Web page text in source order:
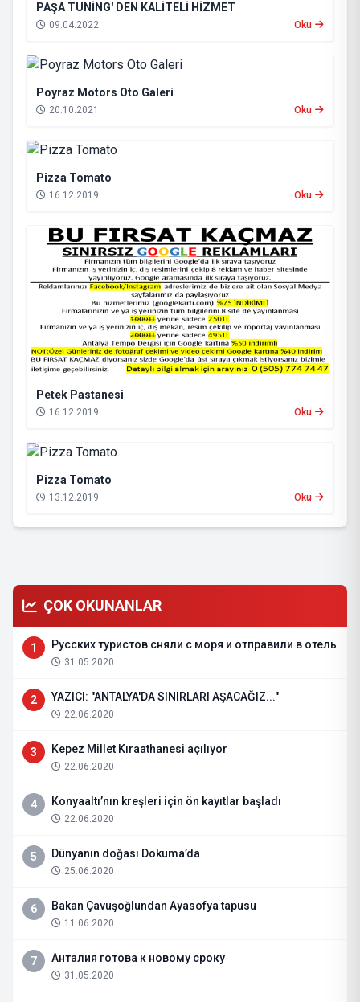
PAŞA TUNİNG' DEN KALİTELİ HİZMET
09.04.2022 Oku
Poyraz Motors Oto Galeri
20.10.2021 Oku
Pizza Tomato
16.12.2019 Oku
Petek Pastanesi
16.12.2019 Oku
Pizza Tomato
13.12.2019 Oku
ÇOK OKUNANLAR
1 Русских туристов сняли с моря и отправили в отель
31.05.2020
2 YAZICI: "ANTALYA'DA SINIRLARI AŞACAĞIZ..."
22.06.2020
3 Kepez Millet Kıraathanesi açılıyor
22.06.2020
4 Konyaaltı’nın kreşleri için ön kayıtlar başladı
22.06.2020
5 Dünyanın doğası Dokuma’da
25.06.2020
6 Bakan Çavuşoğlundan Ayasofya tapusu
11.06.2020
7 Анталия готова к новому сроку
31.05.2020